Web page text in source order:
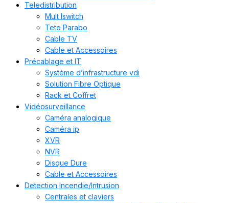
Teledistribution
Mult Iswitch
Tete Parabo
Cable TV
Cable et Accessoires
Précablage et IT
Système d’infrastructure vdi
Solution Fibre Optique
Rack et Coffret
Vidéosurveillance
Caméra analogique
Caméra ip
XVR
NVR
Disque Dure
Cable et Accessoires
Detection Incendie/Intrusion
Centrales et claviers